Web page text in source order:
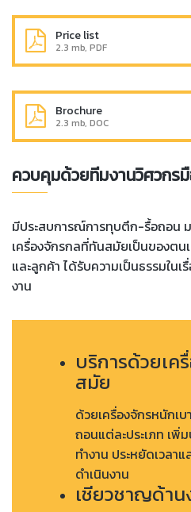
Price list
2.3 mb, PDF
Brochure
2.3 mb, DOC
ควบคุมด้วยทีมงานวิศวกร
มีประสบการณ์การทุบตึก-รื้อถอน
เครื่องจักรกลที่ทันสมัยเป็นของตน
และลูกค้า ได้รับความเป็นธรรมในเ
งาน
บริการด้วยเค
สมัย
ด้วยเครื่องจักรหนักเ
ถอนแต่ละประเภท เพิ่
ทำงาน ประหยัดเวลาแ
ดำเนินงาน
เชียวชาญด้า